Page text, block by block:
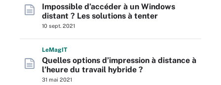
Impossible d’accéder à un Windows
distant ? Les solutions à tenter
10 sept. 2021
LeMagIT
Quelles options d’impression à distance à
l’heure du travail hybride ?
31 mai 2021